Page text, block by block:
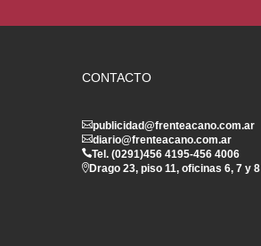
CONTACTO
publicidad@frenteacano.com.ar
diario@frenteacano.com.ar
Tel. (0291)456 4195-456 4006
Drago 23, piso 11, oficinas 6, 7 y 8